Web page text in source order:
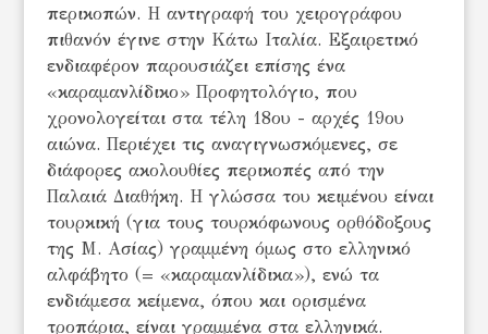
περικοπών. Η αντιγραφή του χειρογράφου
πιθανόν έγινε στην Κάτω Ιταλία. Εξαιρετικό
ενδιαφέρον παρουσιάζει επίσης ένα
«καραμανλίδικο» Προφητολόγιο, που
χρονολογείται στα τέλη 18ου - αρχές 19ου
αιώνα. Περιέχει τις αναγιγνωσκόμενες, σε
διάφορες ακολουθίες περικοπές από την
Παλαιά Διαθήκη. Η γλώσσα του κειμένου είναι
τουρκική (για τους τουρκόφωνους ορθόδοξους
της Μ. Ασί­ας) γραμ­μένη όμως στο ελληνικό
αλφάβητο (= «καραμανλίδικα»), ενώ τα
ενδιάμεσα κείμενα, όπου και ορισμένα
τροπάρια, είναι γραμμένα στα ελληνικά.